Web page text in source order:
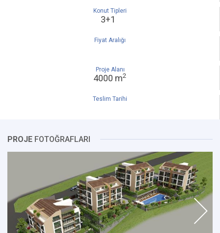
Konut Tipleri
3+1
Fiyat Aralığı
Proje Alanı
4000 m2
Teslim Tarihi
PROJE FOTOĞRAFLARI